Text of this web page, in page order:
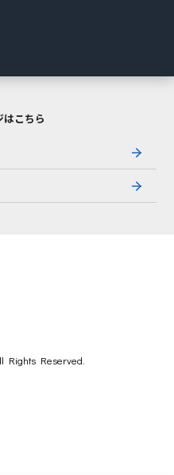
こちら
Rights Reserved.